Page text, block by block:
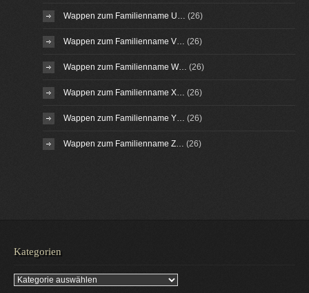
Wappen zum Familienname U… (26)
Wappen zum Familienname V… (26)
Wappen zum Familienname W… (26)
Wappen zum Familienname X… (26)
Wappen zum Familienname Y… (26)
Wappen zum Familienname Z… (26)
Kategorien
Kategorien